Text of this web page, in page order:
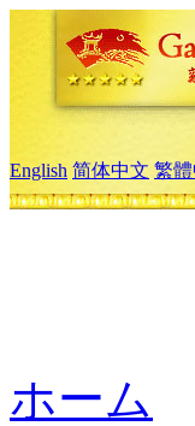
English 简体中文 繁
ホーム